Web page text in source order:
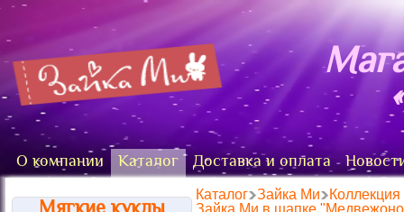
О компании Каталог Доставка и оплата
Мягкие куклы
Каталог Зайка Ми
Зайка Ми в шапке